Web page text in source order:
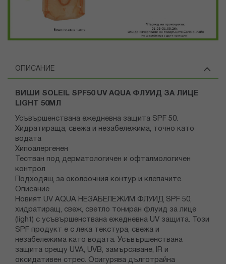
ОПИСАНИЕ
ВИШИ SOLEIL SPF50 UV AQUA ФЛУИД ЗА ЛИЦЕ
LIGHT 50МЛ
Усъвършенствана ежедневна защита SPF 50.
Хидратираща, свежа и незабележима, точно като
водата
Хипоалергенен
Тестван под дерматологичен и офталмологичен
контрол
Подходящ за околоочния контур и клепачите.
Описание
Новият UV AQUA НЕЗАБЕЛЕЖИМ ФЛУИД SPF 50,
хидратиращ, свеж, светло тониран флуид за лице
(light) с усъвършенствана ежедневна UV защита. Този
SPF продукт е с лека текстура, свежа и
незабележима като водата. Усъвършенствана
защита срещу UVA, UVB, замърсяване, IR и
оксидативен стрес. Осигурява дълготрайна